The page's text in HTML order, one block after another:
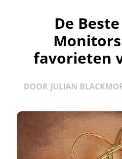
De
favorieten
DOOR JULIAN